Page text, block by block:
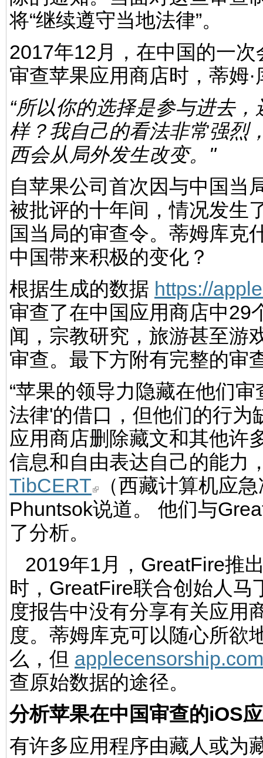
将“继续遵守当地法律”。
2017年12月，在中国的一
审查苹果应用商店时，蒂姆
“所以你的选择是参与进去
样？我自己的看法非常强烈
西会从局外发生改变。"
自苹果公司首次因与中国当
被批评的十年间，情况发生
国当局的审查令。蒂姆库克
中国带来积极的变化？
根据生成的数据 https://
审查了在中国应用商店中29
闻，宗教研究，旅游甚至游
审查。最下方附有完整的审
“苹果的领导力隐藏在他们
法律'的借口，但他们的行为
应用商店删除藏文和其他许
信息和自由表达自己的能力
TibCERT
（西藏计算机应
Phuntsok说道。 他们与
了分析。
2019年1月，GreatFire推
时，GreatFire联合创始人马
度报告中没有分享有关应用
度。蒂姆库克可以随心所欲
么，但 applecensorship.com
查原始数据的途径。
分析苹果在中国审查的iOS
有许多应用程序由藏人或为